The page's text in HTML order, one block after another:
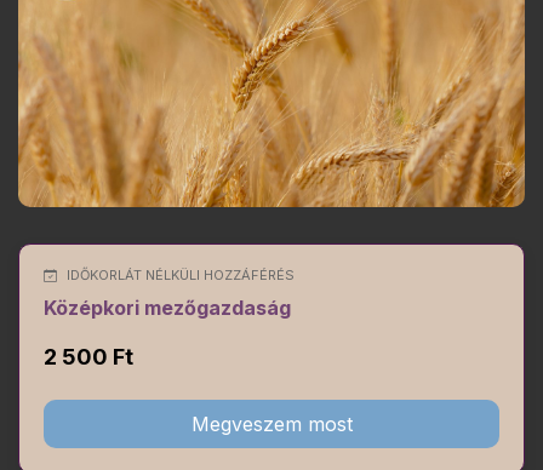
IDŐKORLÁT NÉLKÜLI HOZZÁFÉRÉS
Középkori mezőgazdaság
2 500 Ft
Megveszem most